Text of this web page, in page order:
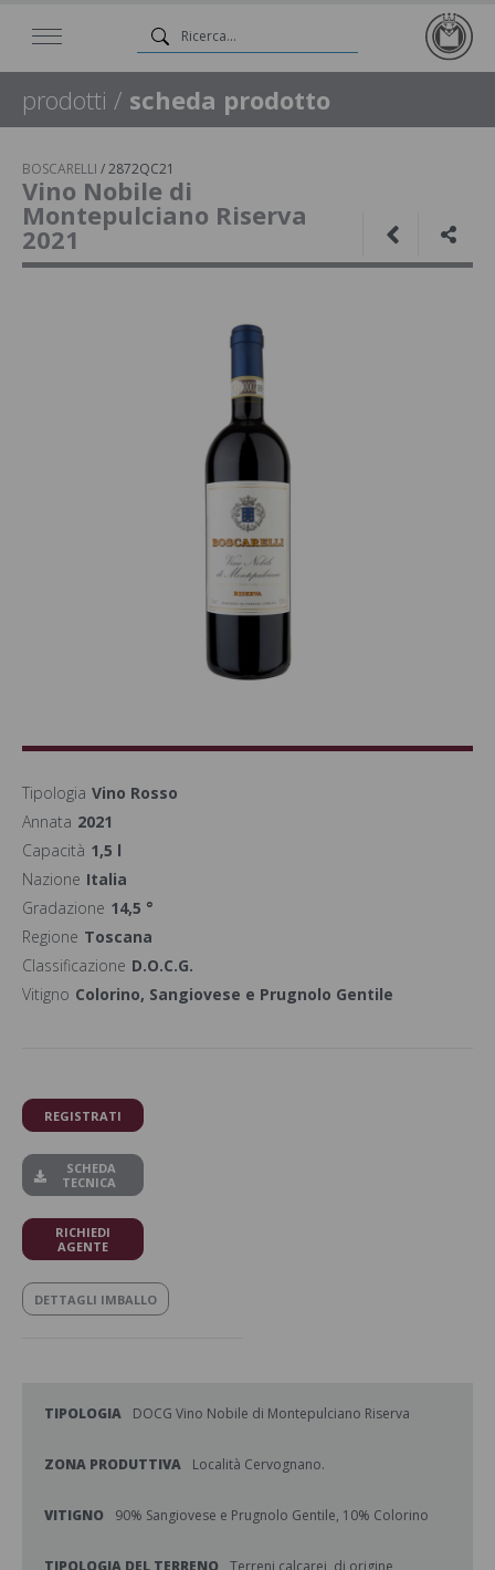
prodotti / scheda prodotto
BOSCARELLI /2872QC21
Vino Nobile di
Montepulciano Riserva
2021
Tipologia Vino Rosso
Annata 2021
Capacità 1,5 l
Nazione Italia
Gradazione 14,5 °
Regione Toscana
Classificazione D.O.C.G.
Vitigno Colorino, Sangiovese e Prugnolo Gentile
REGISTRATI
SCHEDA
TECNICA
RICHIEDI
AGENTE
DETTAGLI IMBALLO
TIPOLOGIA DOCG Vino Nobile di Montepulciano Riserva
ZONA PRODUTTIVA Località Cervognano.
VITIGNO 90% Sangiovese e Prugnolo Gentile, 10% Colorino
TIPOLOGIA DEL TERRENO Terreni calcarei, di origine